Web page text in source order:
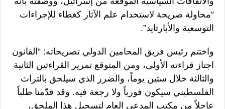
“محاولة صريحة لاستخدام علم الآثار كغطاء للإجراءات
التوسعية والأبارتايد”.
واختتم رئيس فريق المحامين الدولي تصريحاته: “القانون
اجتاز قراءته الأولى، ومن المتوقع تمرير القراءتين الثانية
والثالثة خلال ستين يوماً، والضرر الذي سيلحق بالتراث
الفلسطيني سيكون فورياً ولا رجعة فيه. وقد قدّمنا طلباً
عاجلاً من مكتب المدعي العام لتسجيل هذا الملحق،